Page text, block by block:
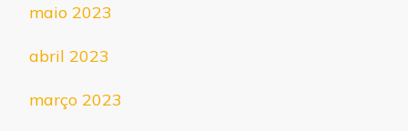
maio 2023
abril 2023
março 2023